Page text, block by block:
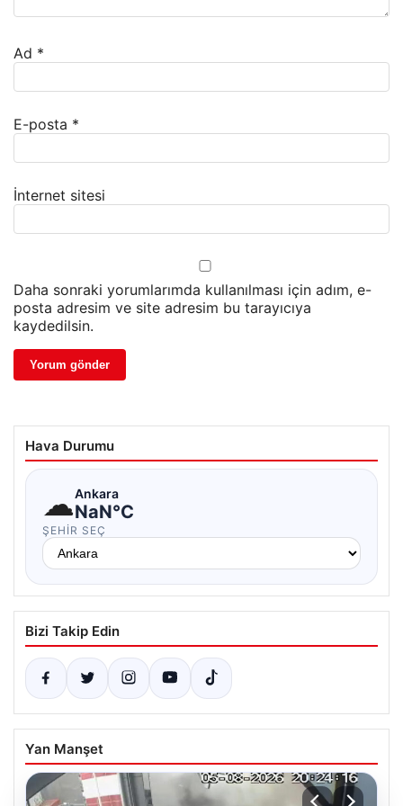
Ad *
E-posta *
İnternet sitesi
Daha sonraki yorumlarımda kullanılması için adım, e-
posta adresim ve site adresim bu tarayıcıya
kaydedilsin.
Hava Durumu
☁Ankara
NaN°C
ŞEHIR SEÇ
Bizi Takip Edin
Yan Manşet